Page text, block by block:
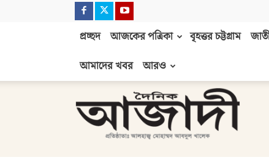
প্রচ্ছদ আজকের পত্রিকা বৃহত্তর চট্টগ্রাম
আমাদের খবর
আরও
আজাদী